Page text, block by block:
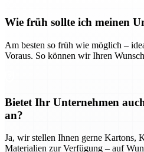
Wie früh sollte ich meinen
Am besten so früh wie möglich –
Voraus. So können wir Ihren
Bietet Ihr Unternehmen
an?
Ja, wir stellen Ihnen gerne Kartons,
Materialien zur Verfügung – auf